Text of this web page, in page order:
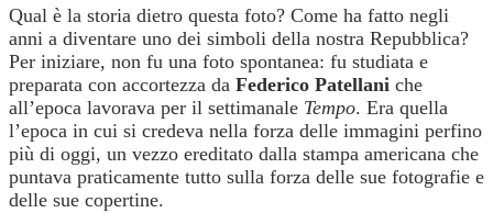
Qual è la storia dietro questa foto? Come ha fatto negli
anni a diventare uno dei simboli della nostra Repubblica?
Per iniziare, non fu una foto spontanea: fu studiata e
preparata con accortezza da Federico Patellani che
all’epoca lavorava per il settimanale Tempo. Era quella
l’epoca in cui si credeva nella forza delle immagini perfino
più di oggi, un vezzo ereditato dalla stampa americana che
puntava praticamente tutto sulla forza delle sue fotografie e
delle sue copertine.